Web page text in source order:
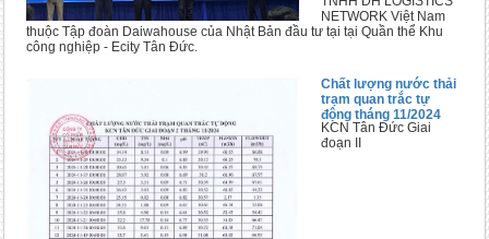
NETWORK Việt Nam
thuộc Tập đoàn Daiwahouse của Nhật Bản đầu tư tại tại Quần thể Khu
công nghiệp - Ecity Tân Đức.
Chất lượng nước thải
trạm quan trắc tự
động tháng 11/2024
KCN Tân Đức Giai
đoạn II